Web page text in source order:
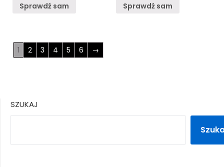
Sprawdź sam Sprawdź sam
1 2 3 4 5 6 →
SZUKAJ